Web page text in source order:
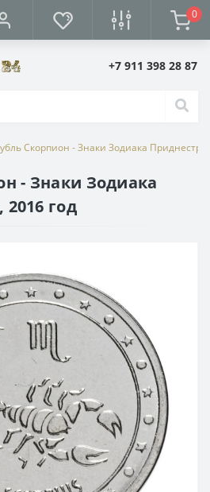
0
+7 911 398 28 87
Скорпион - Знаки Зодиака
- Знаки Зодиака
год